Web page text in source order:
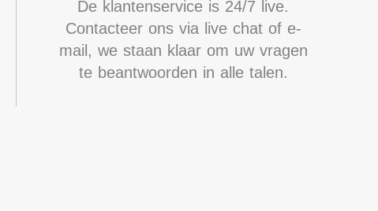
De klantenservice is 24/7 live.
Contacteer ons via live chat of e-
mail, we staan klaar om uw vragen
te beantwoorden in alle talen.